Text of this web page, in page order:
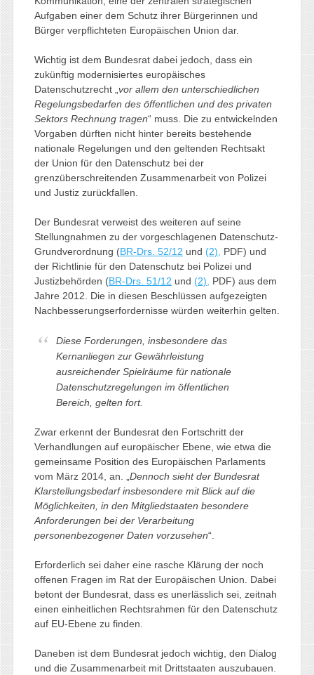
Aufgaben einer dem Schutz ihrer Bürgerinnen und
Bürger verpflichteten Europäischen Union dar.
Wichtig ist dem Bundesrat dabei jedoch, dass ein
zukünftig modernisiertes europäisches
Datenschutzrecht „ vor allem den unterschiedlichen
Regelungsbedarfen des öffentlichen und des privaten
Sektors Rechnung tragen“ muss. Die zu entwickelnden
Vorgaben dürften nicht hinter bereits bestehende
nationale Regelungen und den geltenden Rechtsakt
der Union für den Datenschutz bei der
grenzüberschreitenden Zusammenarbeit von Polizei
und Justiz zurückfallen.
Der Bundesrat verweist des weiteren auf seine
Stellungnahmen zu der vorgeschlagenen Datenschutz-
Grundverordnung (BR-Drs. 52/12 und (2),
PDF) und
der Richtlinie für den Datenschutz bei Polizei und
Justizbehörden (BR-Drs. 51/12 und (2),
PDF) aus dem
Jahre 2012. Die in diesen Beschlüssen aufgezeigten
Nachbesserungserfordernisse würden weiterhin gelten.
Diese Forderungen, insbesondere das
Kernanliegen zur Gewährleistung
ausreichender Spielräume für nationale
Datenschutzregelungen im öffentlichen
Bereich, gelten fort.
Zwar erkennt der Bundesrat den Fortschritt der
Verhandlungen auf europäischer Ebene, wie etwa die
gemeinsame Position des Europäischen Parlaments
vom März 2014, an. „ Dennoch sieht der Bundesrat
Klarstellungsbedarf insbesondere mit Blick auf die
Möglichkeiten, in den Mitgliedstaaten besondere
Anforderungen bei der Verarbeitung
personenbezogener Daten vorzusehen“.
Erforderlich sei daher eine rasche Klärung der noch
offenen Fragen im Rat der Europäischen Union. Dabei
betont der Bundesrat, dass es unerlässlich sei, zeitnah
einen einheitlichen Rechtsrahmen für den Datenschutz
auf EU-Ebene zu finden.
Daneben ist dem Bundesrat jedoch wichtig, den Dialog
und die Zusammenarbeit mit Drittstaaten auszubauen.